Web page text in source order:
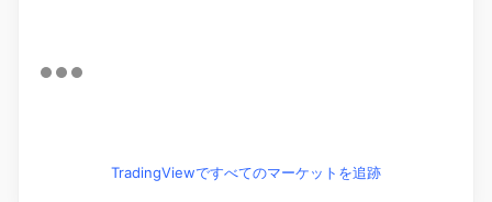
TradingViewですべてのマーケットを追跡